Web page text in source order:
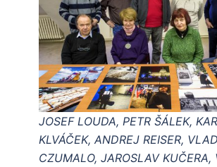
JOSEF LOUDA, PETR ŠÁLEK,
KLVÁČEK, ANDREJ REISER,
CZUMALO, JAROSLAV KUČERA,